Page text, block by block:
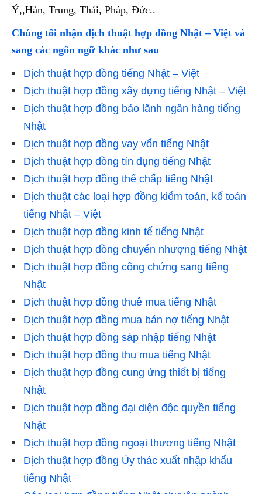
Ý,,Hàn, Trung, Thái, Pháp, Đức..
Chúng tôi nhận dịch thuật hợp đồng Nhật – Việt và
sang các ngôn ngữ khác như sau
Dịch thuật hợp đồng tiếng Nhật – Việt
Dịch thuật hợp đồng xây dựng tiếng Nhật – Việt
Dịch thuật hợp đồng bảo lãnh ngân hàng tiếng
Nhật
Dịch thuật hợp đồng vay vốn tiếng Nhật
Dịch thuật hợp đồng tín dụng tiếng Nhật
Dịch thuật hợp đồng thế chấp tiếng Nhật
Dịch thuật các loại hợp đồng kiểm toán, kế toán
tiếng Nhật – Việt
Dịch thuật hợp đồng kinh tế tiếng Nhật
Dịch thuật hợp đồng chuyển nhượng tiếng Nhật
Dịch thuật hợp đồng công chứng sang tiếng
Nhật
Dịch thuật hợp đồng thuê mua tiếng Nhật
Dịch thuật hợp đồng mua bán nợ tiếng Nhật
Dịch thuật hợp đồng sáp nhập tiếng Nhật
Dịch thuật hợp đồng thu mua tiếng Nhật
Dịch thuật hợp đồng cung ứng thiết bị tiếng
Nhật
Dịch thuật hợp đồng đại diện độc quyền tiếng
Nhật
Dịch thuật hợp đồng ngoại thương tiếng Nhật
Dịch thuật hợp đồng Ủy thác xuất nhập khẩu
tiếng Nhật